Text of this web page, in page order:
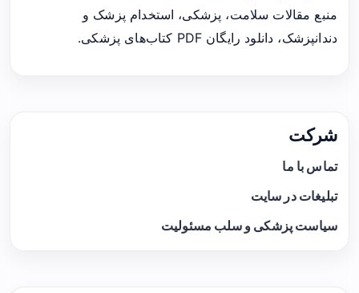
منبع مقالات سلامت، پزشکی، استخدام پزشک و
دندانپزشک، دانلود رایگان PDF کتاب‌های پزشکی.
شرکت
تماس با ما
تبلیغات در سایت
سیاست پزشکی و سلب مسئولیت